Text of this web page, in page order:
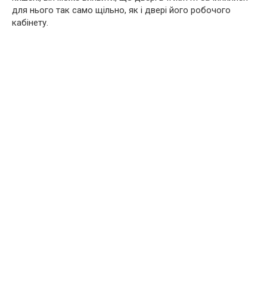
для нього так само щільно, як і двері його робочого
кабінету.